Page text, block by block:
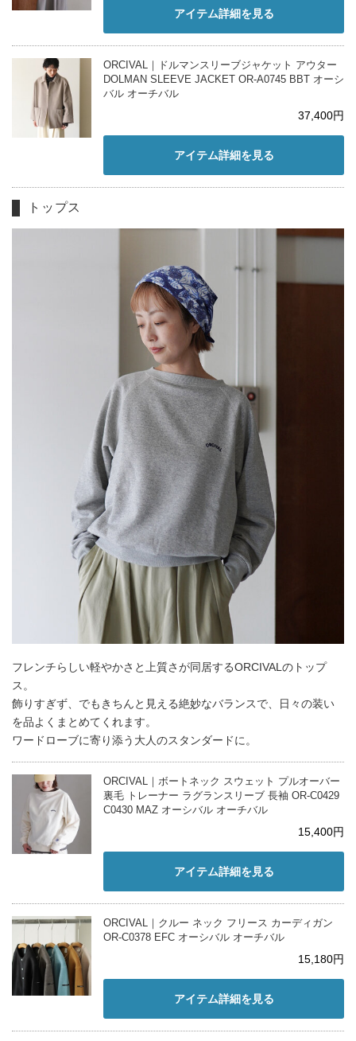
アイテム詳細を見る
ORCIVAL｜ドルマンスリーブジャケット アウター
DOLMAN SLEEVE JACKET OR-A0745 BBT オーシ
バル オーチバル
37,400円
アイテム詳細を見る
トップス
フレンチらしい軽やかさと上質さが同居するORCIVALのトップ
ス。
飾りすぎず、でもきちんと見える絶妙なバランスで、日々の装い
を品よくまとめてくれます。
ワードローブに寄り添う大人のスタンダードに。
ORCIVAL｜ボートネック スウェット プルオーバー
裏毛 トレーナー ラグランスリーブ 長袖 OR-C0429
C0430 MAZ オーシバル オーチバル
15,400円
アイテム詳細を見る
ORCIVAL｜クルー ネック フリース カーディガン
OR-C0378 EFC オーシバル オーチバル
15,180円
アイテム詳細を見る